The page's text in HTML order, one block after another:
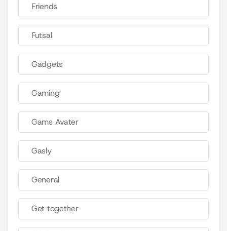
Friends
Futsal
Gadgets
Gaming
Gams Avater
Gasly
General
Get together